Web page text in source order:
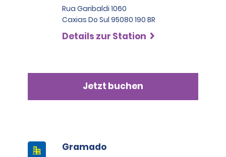
Rua Garibaldi 1060
Caxias Do Sul 95080 190 BR
Details zur Station
Jetzt buchen
Gramado